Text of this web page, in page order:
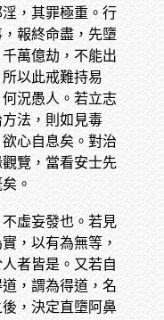
，其罪極重。行
報終命盡，先墮
萬億劫，不能出
以此戒難持易
況愚人。若立志
法，則如見毒
心自息矣。對治
覽，當看安士先
。
虛妄發也。若見
，以有為無等，
者皆是。又若自
，謂為得道，名
，決定直墮阿鼻